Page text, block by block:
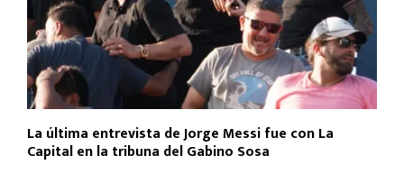
La última entrevista de Jorge Messi fue con La
Capital en la tribuna del Gabino Sosa